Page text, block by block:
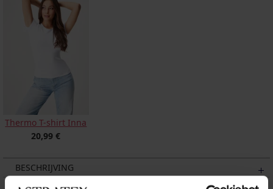
Thermo T-shirt Inna
20,99 €
BESCHRIJVING
VERZENDING EN BETALING